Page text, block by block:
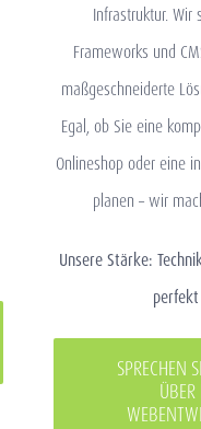
Infrastruktur. Wir
Frameworks und
maßgeschneiderte
Egal, ob Sie eine
Onlineshop oder eine
planen – wir
Unsere Stärke:
SPRECHEN
ÜBER